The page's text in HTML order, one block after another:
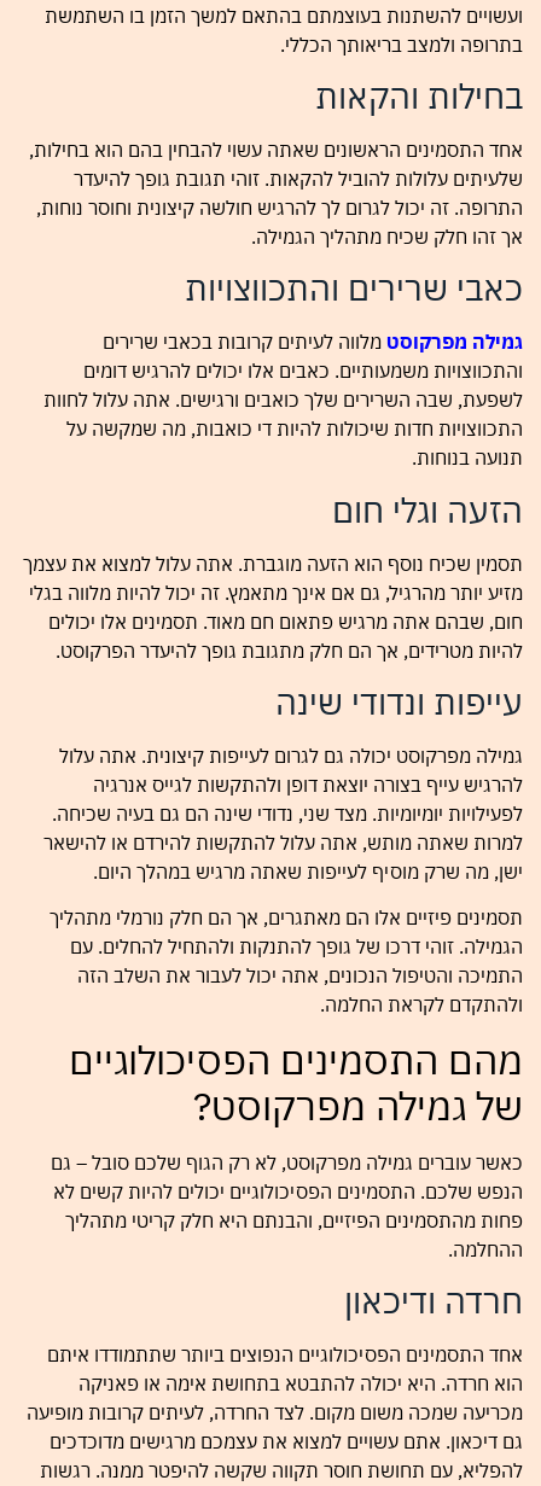
ועשויים להשתנות בעוצמתם בהתאם למשך הזמן בו השתמשת
בתרופה ולמצב בריאותך הכללי.
בחילות והקאות
אחד התסמינים הראשונים שאתה עשוי להבחין בהם הוא בחילות,
שלעיתים עלולות להוביל להקאות. זוהי תגובת גופך להיעדר
התרופה. זה יכול לגרום לך להרגיש חולשה קיצונית וחוסר נוחות,
אך זהו חלק שכיח מתהליך הגמילה.
כאבי שרירים והתכווצויות
גמילה מפרקוסט מלווה לעיתים קרובות בכאבי שרירים
והתכווצויות משמעותיים. כאבים אלו יכולים להרגיש דומים
לשפעת, שבה השרירים שלך כואבים ורגישים. אתה עלול לחוות
התכווצויות חדות שיכולות להיות די כואבות, מה שמקשה על
תנועה בנוחות.
הזעה וגלי חום
תסמין שכיח נוסף הוא הזעה מוגברת. אתה עלול למצוא את עצמך
מזיע יותר מהרגיל, גם אם אינך מתאמץ. זה יכול להיות מלווה בגלי
חום, שבהם אתה מרגיש פתאום חם מאוד. תסמינים אלו יכולים
להיות מטרידים, אך הם חלק מתגובת גופך להיעדר הפרקוסט.
עייפות ונדודי שינה
גמילה מפרקוסט יכולה גם לגרום לעייפות קיצונית. אתה עלול
להרגיש עייף בצורה יוצאת דופן ולהתקשות לגייס אנרגיה
לפעילויות יומיומיות. מצד שני, נדודי שינה הם גם בעיה שכיחה.
למרות שאתה מותש, אתה עלול להתקשות להירדם או להישאר
ישן, מה שרק מוסיף לעייפות שאתה מרגיש במהלך היום.
תסמינים פיזיים אלו הם מאתגרים, אך הם חלק נורמלי מתהליך
הגמילה. זוהי דרכו של גופך להתנקות ולהתחיל להחלים. עם
התמיכה והטיפול הנכונים, אתה יכול לעבור את השלב הזה
ולהתקדם לקראת החלמה.
מהם התסמינים הפסיכולוגיים
של גמילה מפרקוסט?
כאשר עוברים גמילה מפרקוסט, לא רק הגוף שלכם סובל – גם
הנפש שלכם. התסמינים הפסיכולוגיים יכולים להיות קשים לא
פחות מהתסמינים הפיזיים, והבנתם היא חלק קריטי מתהליך
ההחלמה.
חרדה ודיכאון
אחד התסמינים הפסיכולוגיים הנפוצים ביותר שתתמודדו איתם
הוא חרדה. היא יכולה להתבטא בתחושת אימה או פאניקה
מכריעה שמכה משום מקום. לצד החרדה, לעיתים קרובות מופיעה
גם דיכאון. אתם עשויים למצוא את עצמכם מרגישים מדוכדכים
להפליא, עם תחושת חוסר תקווה שקשה להיפטר ממנה. רגשות